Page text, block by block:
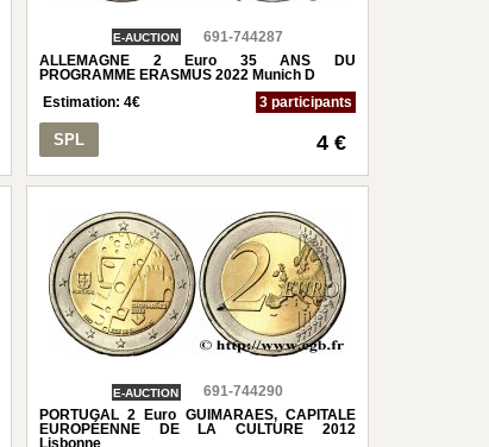
E-AUCTION
691-744287
ALLEMAGNE 2 Euro 35 ANS DU
PROGRAMME ERASMUS 2022 Munich D
Estimation:4€ 3 participants
SPL 4 €
E-AUCTION
691-744290
PORTUGAL 2 Euro GUIMARAES, CAPITALE
EUROPÉENNE DE LA CULTURE 2012
Lisbonne